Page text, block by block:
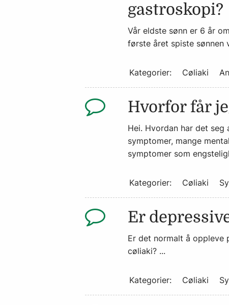
gastroskopi?
Vår eldste sønn er 6 år
første året spiste sønnen
Kategorier: Cøliaki
Hvorfor får
Hei. Hvordan har det
symptomer, mange
symptomer som
Kategorier: Cøliaki
Er
Er det normalt å oppleve
cøliaki? ...
Kategorier: Cøliaki